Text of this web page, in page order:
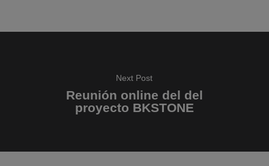
Next Post
Reunión online del del
proyecto BKSTONE